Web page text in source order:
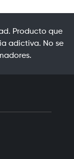
Producto que
adictiva. No se